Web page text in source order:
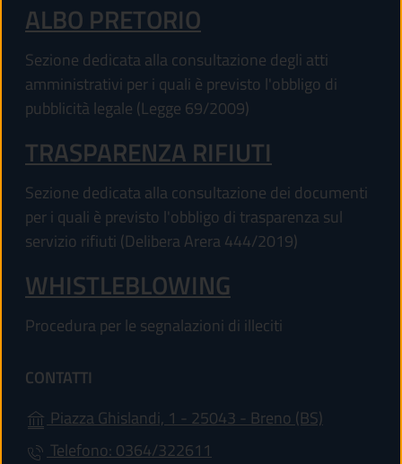
ALBO PRETORIO
Sezione dedicata alla consultazione degli atti
amministrativi per i quali è previsto l'obbligo di
pubblicità legale (Legge 69/2009)
TRASPARENZA RIFIUTI
Sezione dedicata alla consultazione dei documenti
per i quali è previsto l'obbligo di trasparenza sul
servizio rifiuti (Delibera Arera 444/2019)
WHISTLEBLOWING
Procedura per le segnalazioni di illeciti
CONTATTI
Piazza Ghislandi, 1 - 25043 - Breno (BS)
Telefono: 0364/322611